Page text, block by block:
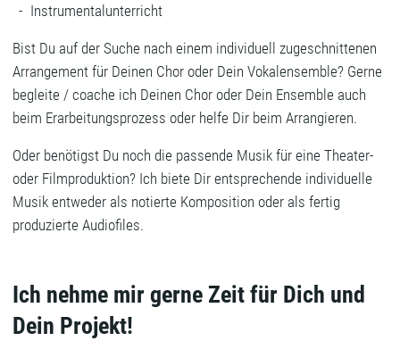
Instrumentalunterricht
Bist Du auf der Suche nach einem individuell zugeschnittenen
Arrangement für Deinen Chor oder Dein Vokalensemble? Gerne
begleite / coache ich Deinen Chor oder Dein Ensemble auch
beim Erarbeitungsprozess oder helfe Dir beim Arrangieren.
Oder benötigst Du noch die passende Musik für eine Theater-
oder Filmproduktion? Ich biete Dir entsprechende individuelle
Musik entweder als notierte Komposition oder als fertig
produzierte Audiofiles.
Ich nehme mir gerne Zeit für Dich und
Dein Projekt!